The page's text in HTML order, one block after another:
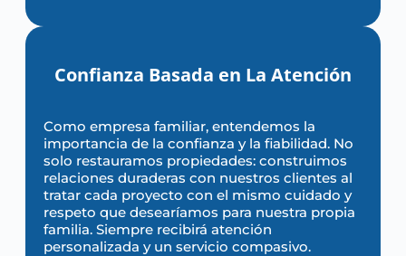
Confianza Basada en La Atención
Como empresa familiar, entendemos la
importancia de la confianza y la fiabilidad. No
solo restauramos propiedades: construimos
relaciones duraderas con nuestros clientes al
tratar cada proyecto con el mismo cuidado y
respeto que desearíamos para nuestra propia
familia. Siempre recibirá atención
personalizada y un servicio compasivo.